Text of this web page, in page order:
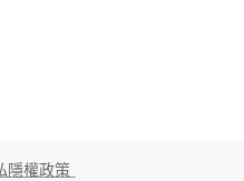
隱權政策